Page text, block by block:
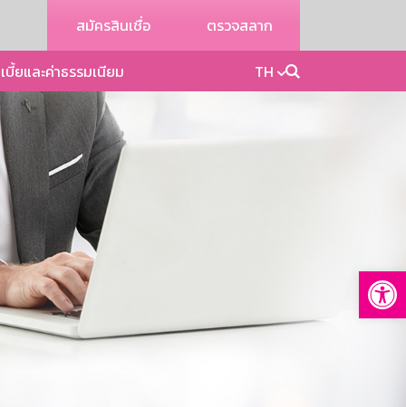
สมัครสินเชื่อ ตรวจสลาก
บี้ยและค่าธรรมเนียม TH